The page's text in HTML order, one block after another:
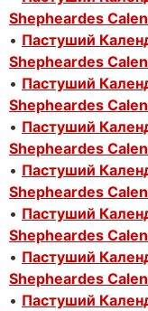
Shepheardes
• Пастуший
Shepheardes
• Пастуший
Shepheardes
• Пастуший
Shepheardes
• Пастуший
Shepheardes
• Пастуший
Shepheardes
• Пастуший
Shepheardes
• Пастуший